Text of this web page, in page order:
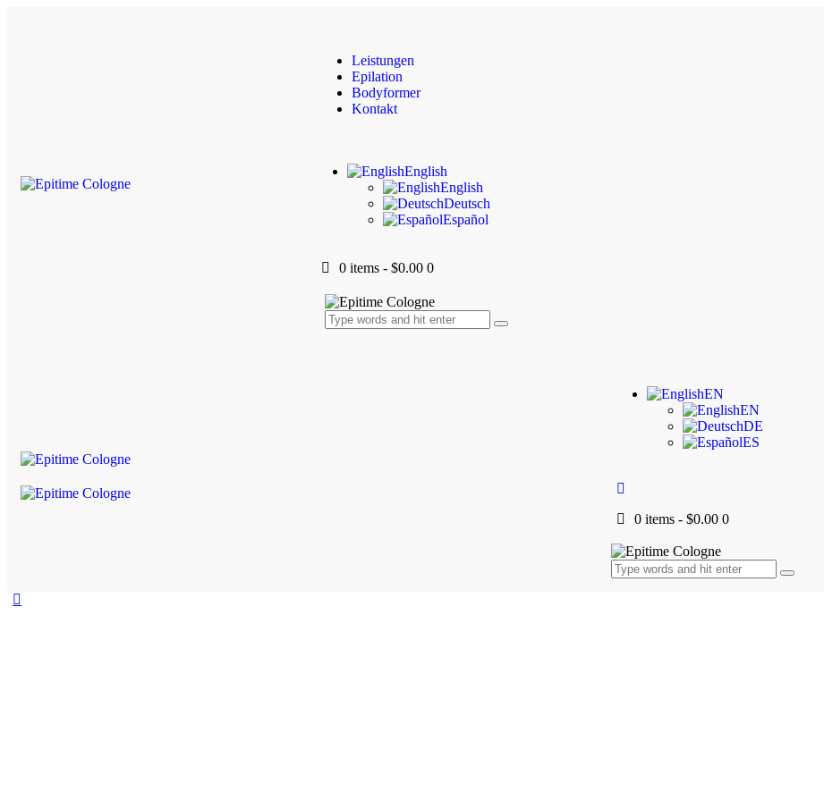
Leistungen
Epilation
Bodyformer
Kontakt
English
English
Deutsch
Español
0 items - $0.00 0
EN
EN
DE
ES
0 items - $0.00 0